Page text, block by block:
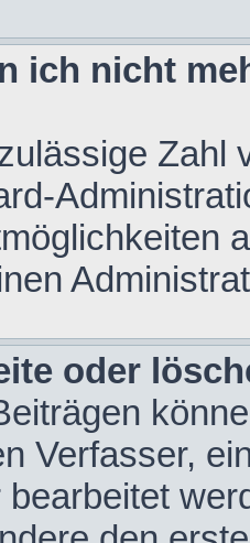
ich nicht
Zahl
oder
Verfasser,